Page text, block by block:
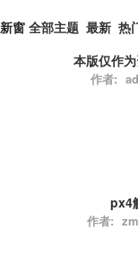
新窗 全部主题 最新 热
本版仅作
作者:
px4
作者: